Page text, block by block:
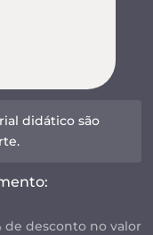
didático são
de desconto no valor